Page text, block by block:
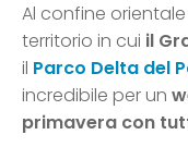
Al confine
territorio in cui il
il Parco Delta del
incredibile per un
primavera con